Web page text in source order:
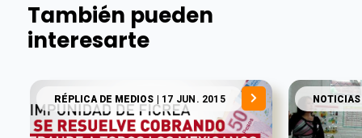
También pueden
interesarte
RÉPLICA DE MEDIOS | 17 JUN. 2015 NOTICIAS